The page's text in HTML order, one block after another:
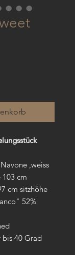
,weiss
cm
cm sitzhöhe
52%
bis 40 Grad